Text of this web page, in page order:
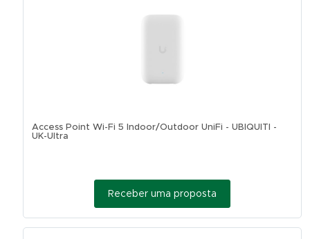
Access Point Wi-Fi 5 Indoor/Outdoor UniFi - UBIQUITI -
UK-Ultra
Receber uma proposta